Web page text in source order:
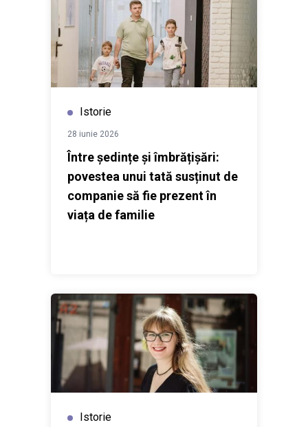
Istorie
28 iunie 2026
Între ședințe și îmbrățișări:
povestea unui tată susținut de
companie să fie prezent în
viața de familie
Istorie